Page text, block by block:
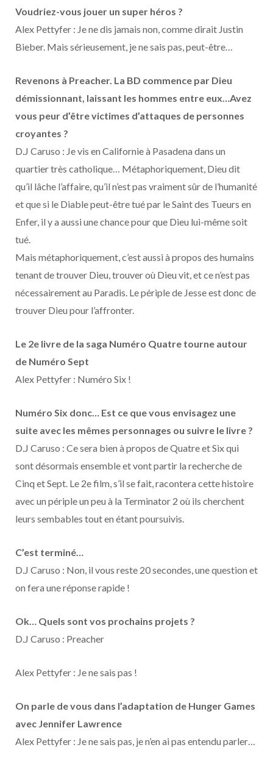
Voudriez-vous jouer un super héros ?
Alex Pettyfer : Je ne dis jamais non, comme dirait Justin
Bieber. Mais sérieusement, je ne sais pas, peut-être…
Revenons à Preacher. La BD commence par Dieu
démissionnant, laissant les hommes entre eux…Avez
vous peur d’être victimes d’attaques de personnes
croyantes ?
D.J Caruso : Je vis en Californie à Pasadena dans un
quartier très catholique… Métaphoriquement, Dieu dit
qu’il lâche l’affaire, qu’il n’est pas vraiment sûr de l’humanité
et que si le Diable peut-être tué par le Saint des Tueurs en
Enfer, il y a aussi une chance pour que Dieu lui-même soit
tué.
Mais métaphoriquement, c’est aussi à propos des humains
tenant de trouver Dieu, trouver où Dieu vit, et ce n’est pas
nécessairement au Paradis. Le périple de Jesse est donc de
trouver Dieu pour l’affronter.
Le 2e livre de la saga Numéro Quatre tourne autour
de Numéro Sept
Alex Pettyfer : Numéro Six !
Numéro Six donc… Est ce que vous envisagez une
suite avec les mêmes personnages ou suivre le livre ?
D.J Caruso : Ce sera bien à propos de Quatre et Six qui
sont désormais ensemble et vont partir la recherche de
Cinq et Sept. Le 2e film, s’il se fait, racontera cette histoire
avec un périple un peu à la Terminator 2 où ils cherchent
leurs sembables tout en étant poursuivis.
C’est terminé…
D.J Caruso : Non, il vous reste 20 secondes, une question et
on fera une réponse rapide !
Ok… Quels sont vos prochains projets ?
D.J Caruso : Preacher
Alex Pettyfer : Je ne sais pas !
On parle de vous dans l’adaptation de Hunger Games
avec Jennifer Lawrence
Alex Pettyfer : Je ne sais pas, je n’en ai pas entendu parler…